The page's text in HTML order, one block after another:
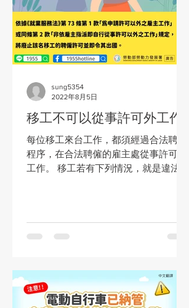
移工不可以從事許可外工作
每位移工來台工作，都須經過合法聘僱
程序，在合法聘僱的雇主處從事許可內
工作。 移工若有下列情況，就是違法。
勞動部勞動力發展署
sung5354
2022年8月5日